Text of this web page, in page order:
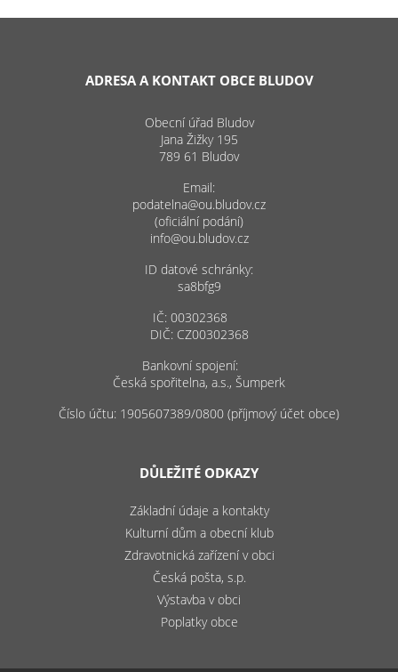
ADRESA A KONTAKT OBCE BLUDOV
Obecní úřad Bludov
Jana Žižky 195
789 61 Bludov
Email:
podatelna@ou.bludov.cz
(oficiální podání)
info@ou.bludov.cz
ID datové schránky:
sa8bfg9
IČ: 00302368
DIČ: CZ00302368
Bankovní spojení:
Česká spořitelna, a.s., Šumperk
Číslo účtu: 1905607389/0800 (příjmový účet obce)
DŮLEŽITÉ ODKAZY
Základní údaje a kontakty
Kulturní dům a obecní klub
Zdravotnická zařízení v obci
Česká pošta, s.p.
Výstavba v obci
Poplatky obce